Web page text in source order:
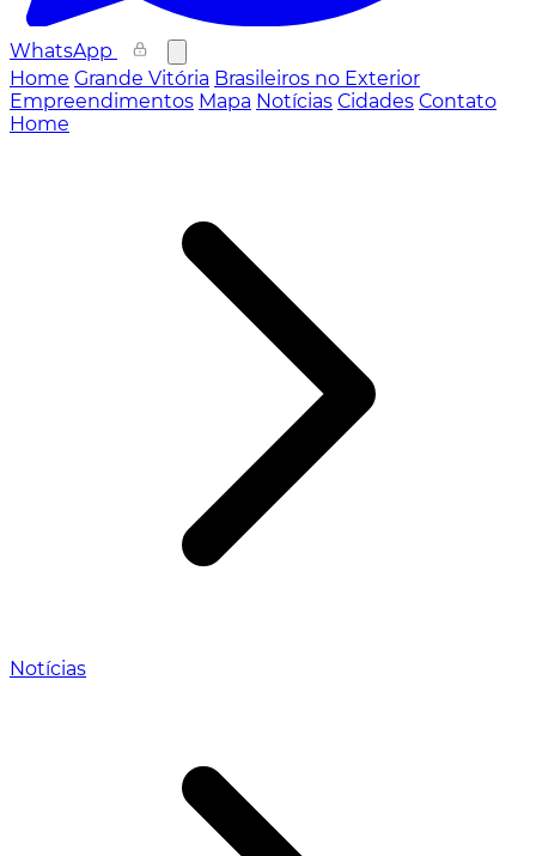
WhatsApp
Home Grande Vitória Brasileiros no Exterior
Empreendimentos Mapa Notícias Cidades Contato
Home
Notícias